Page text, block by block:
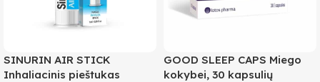
SINURIN AIR STICK
Inhaliacinis pieštukas
GOOD SLEEP CAPS Miego
kokybei, 30 kapsulių